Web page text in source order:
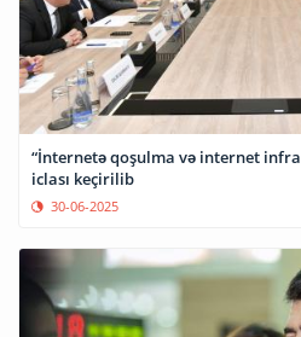
“İnternetə qoşulma və internet
iclası keçirilib
30-06-2025